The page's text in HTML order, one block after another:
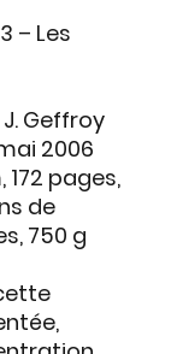
– Les
J. Geffroy
2006
172 pages,
de
750 g